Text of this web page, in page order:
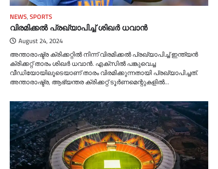
NEWS, SPORTS
വിരമിക്കല്‍ പ്രഖ്യാപിച്ച്‌ ശിഖര്‍ ധവാൻ
August 24, 2024
അന്താരാഷ്ട്ര ക്രിക്കറ്റില്‍ നിന്ന് വിരമിക്കല്‍ പ്രഖ്യാപിച്ച്‌ ഇന്ത്യൻ
ക്രിക്കറ്റ് താരം ശിഖർ ധവാൻ. എക്സില്‍ പങ്കുവെച്ച
വീഡിയോയിലൂടെയാണ് താരം വിരമിക്കുന്നതായി പ്രഖ്യാപിച്ചത്.
അന്താരാഷ്ട്ര, ആഭ്യന്തര ക്രിക്കറ്റ് ടൂർണമെന്റുകളില്‍…